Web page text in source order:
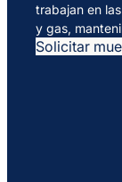
trabajan en
y gas,
Solicitar